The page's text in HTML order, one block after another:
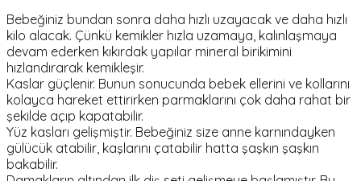
Bebeğiniz bundan sonra daha hızlı uzayacak ve daha hızlı
kilo alacak. Çünkü kemikler hızla uzamaya, kalınlaşmaya
devam ederken kıkırdak yapılar mineral birikimini
hızlandırarak kemikleşir.
Kaslar güçlenir. Bunun sonucunda bebek ellerini ve kollarını
kolayca hareket ettirirken parmaklarını çok daha rahat bir
şekilde açıp kapatabilir.
Yüz kasları gelişmiştir. Bebeğiniz size anne karnındayken
gülücük atabilir, kaşlarını çatabilir hatta şaşkın şaşkın
bakabilir.